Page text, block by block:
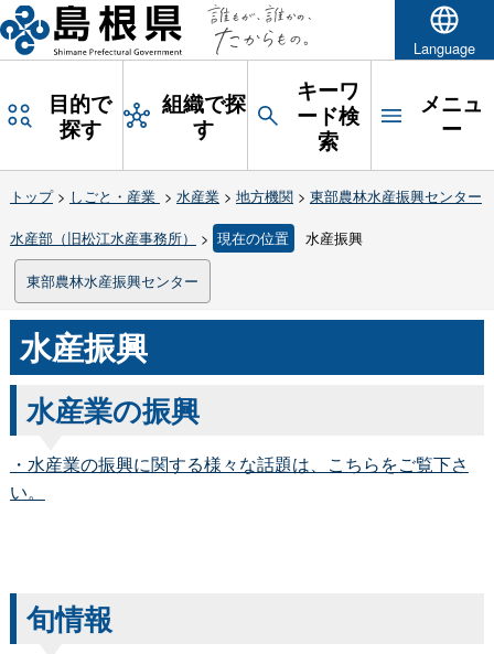
Language
目的で
探す
組織で探
す
キーワ
ード検
索
メニュ
ー
トップ> しごと・産業 > 水産業> 地方機関> 東部農林水産振興センター
水産部（旧松江水産事務所）
> 現在の位置 水産振興
東部農林水産振興センター
水産振興
水産業の振興
・水産業の振興に関する様々な話題は、こちらをご覧下さ
い。
旬情報